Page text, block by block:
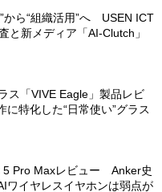
から“組織活用”へ USEN ICT
と新メディア「AI-Clutch」
ス「VIVE Eagle」製品レビ
特化した“日常使い”グラス
5 Pro Maxレビュー Anker史
ワイヤレスイヤホンは弱点が